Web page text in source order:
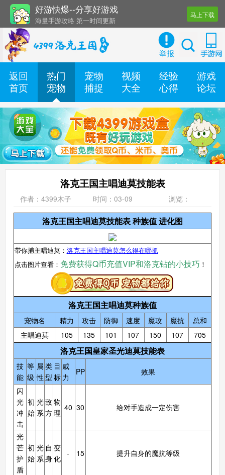
好游快爆--分享好游戏
海量手游攻略 第一时间更新
还有几十款实用辅助工具
马上下载
举报
返回
首页
热门
宠物
宠物
捕捉
视频
大全
经验
心得
游戏
论坛
洛克王国主唱迪莫技能表
作者：4399木子 时间：03-09 浏览：
洛克王国主唱迪莫技能表 种族值 进化图
带你捕主唱迪莫： 洛克王国主唱迪莫怎么得在哪抓
点击图片查看： 免费获得Q币充值VIP和洛克钻的小技巧 ！
洛克王国主唱迪莫种族值
宠物名 精力 攻击 防御 速度 魔攻 魔抗
总和
主唱迪莫
105 135 101 107 150 107 705
洛克王国皇家圣光迪莫技能表
技
能
等
级
属
性
类
型
目
标
威
力
PP
效果
闪
光
冲
击
初
始
光
系
敌
方
物
理
40 30 给对手造成一定伤害
光
芒
护
盾
初
始
光
系
自
身
变
化
- 15 提升自身的魔抗等级